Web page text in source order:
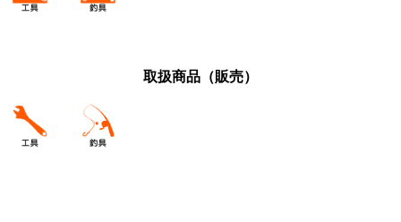
取扱商品（販売）